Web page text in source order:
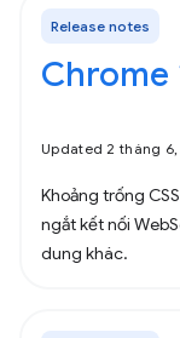
Release notes
Chrome
Updated 2 tháng
Khoảng trống
ngắt kết nối
dung khác.